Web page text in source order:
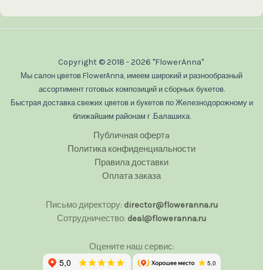
Copyright © 2018 - 2026 "FlowerAnna"
Мы салон цветов FlowerAnna, имеем широкий и разнообразный
ассортимент готовых композиций и сборных букетов.
Быстрая доставка свежих цветов и букетов по Железнодорожному и
ближайшим районам г .Балашиха.
Публичная офертa
Политика конфиденциальности
Правила доставки
Оплата заказа
Письмо директору: director@floweranna.ru
Сотрудничество: deal@floweranna.ru
Оцените наш сервис: